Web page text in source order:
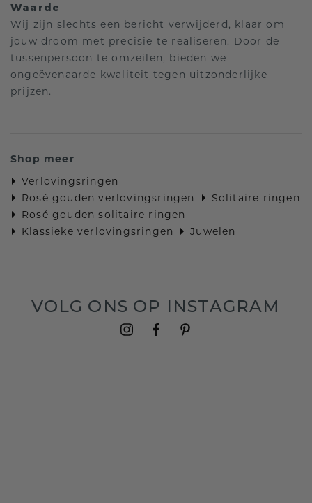
Waarde
Wij zijn slechts een bericht verwijderd, klaar om
jouw droom met precisie te realiseren. Door de
tussenpersoon te omzeilen, bieden we
ongeëvenaarde kwaliteit tegen uitzonderlijke
prijzen.
Shop meer
Verlovingsringen
Rosé gouden verlovingsringen
Solitaire ringen
Rosé gouden solitaire ringen
Klassieke verlovingsringen
Juwelen
VOLG ONS OP INSTAGRAM